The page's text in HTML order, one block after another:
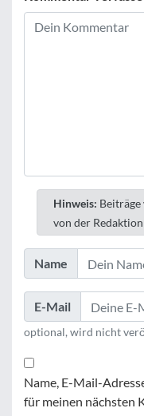
Hinweis:
von der
Name
E-Mail
optional, wird nicht
Name, E-Mail-
für meinen nächsten